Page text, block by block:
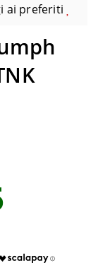
ai preferiti